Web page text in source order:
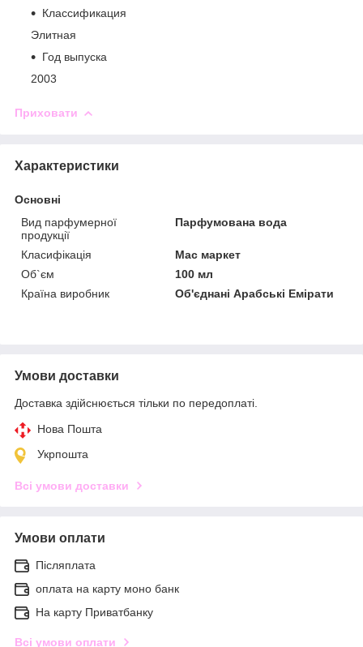
Классификация
Элитная
Год выпуска
2003
Приховати
Характеристики
Основні
Вид парфумерної
продукції
Парфумована вода
Класифікація
Мас маркет
Об`єм
100 мл
Країна виробник
Об'єднані Арабські Емірати
Умови доставки
Доставка здійснюється тільки по передоплаті.
Нова Пошта
Укрпошта
Всі умови доставки
Умови оплати
Післяплата
оплата на карту моно банк
На карту Приватбанку
Всі умови оплати